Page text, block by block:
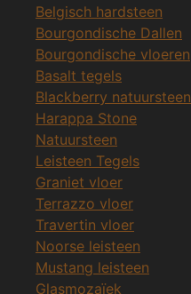
Belgisch hardsteen
Bourgondische Dallen
Bourgondische vloeren
Basalt tegels
Blackberry natuursteen
Harappa Stone
Natuursteen
Leisteen Tegels
Graniet vloer
Terrazzo vloer
Travertin vloer
Noorse leisteen
Mustang leisteen
Glasmozaïek